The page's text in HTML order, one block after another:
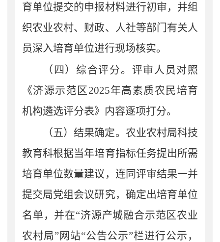
育单位提交的申报材料进行初审，并组
织农业农村、 财政、人社等部门有关人
员深入培育单位进行现场核实。
（ 四 ） 综合评分。 评审人员对照
《济源示范区2025年高素质农民培育
机构遴选评分表》内容逐项打分。
（五）结果确定。 农业农村局科技
教育科根据当年培育指标任务提出所需
培育单位数量建议，连同评审结果一并
提交局党组会议研究，确定出培育单位
名单，并在“济源产城融合示范区农业
农村局”网站“公告公示”栏进行公示，